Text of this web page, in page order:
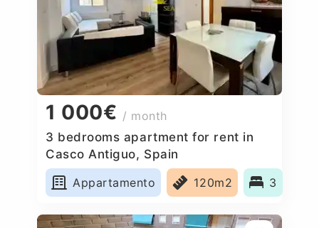
1 000€ / month
3 bedrooms apartment for rent in
Casco Antiguo, Spain
Appartamento
120m2 3